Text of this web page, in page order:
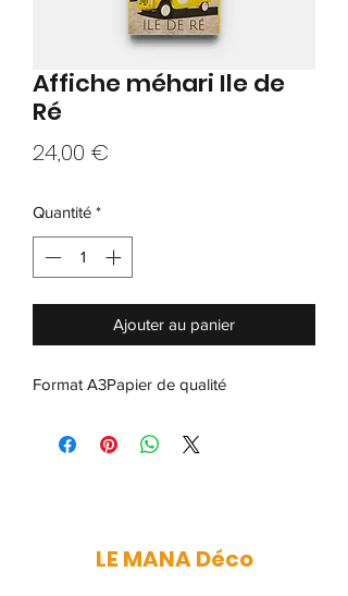
Affiche méhari Ile de
Ré
24,00 €
Quantité *
Ajouter au panier
Format A3Papier de qualité
LE MANA Déco